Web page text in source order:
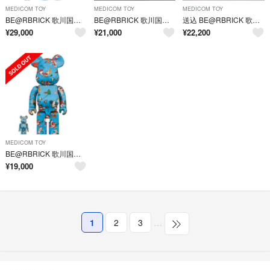
MEDICOM TOY
BE@RBRICK 歌川国芳 金魚づくし 100％ & 400％
¥29,000
MEDICOM TOY
BE@RBRICK 歌川国芳 金魚づくし 100% ＆ 400%
¥21,000
MEDICOM TOY
送込 BE@RBRICK 歌川国芳「金魚づくし」 100% ＆ 400%
¥22,200
MEDICOM TOY
BE@RBRICK 歌川国芳 金魚づくし 100% ＆ 400% 新品未開封
¥19,000
1 2 3 …